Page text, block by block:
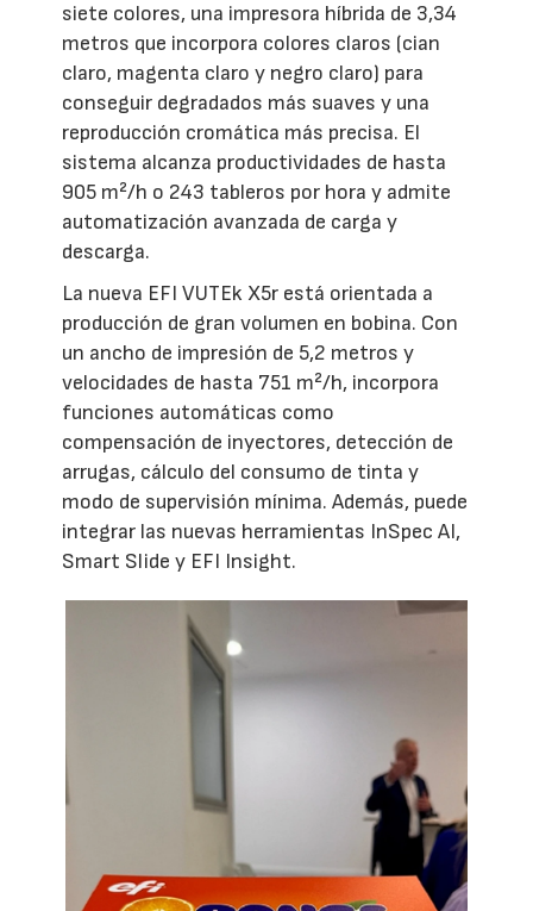
siete colores, una impresora híbrida de 3,34
metros que incorpora colores claros (cian
claro, magenta claro y negro claro) para
conseguir degradados más suaves y una
reproducción cromática más precisa. El
sistema alcanza productividades de hasta
905 m²/h o 243 tableros por hora y admite
automatización avanzada de carga y
descarga.
La nueva EFI VUTEk X5r está orientada a
producción de gran volumen en bobina. Con
un ancho de impresión de 5,2 metros y
velocidades de hasta 751 m²/h, incorpora
funciones automáticas como
compensación de inyectores, detección de
arrugas, cálculo del consumo de tinta y
modo de supervisión mínima. Además, puede
integrar las nuevas herramientas InSpec AI,
Smart Slide y EFI Insight.